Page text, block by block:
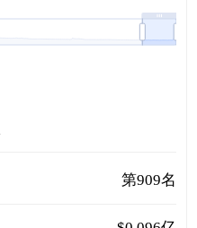
第909名